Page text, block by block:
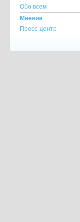
Обо всем
Мнение
Пресс-центр